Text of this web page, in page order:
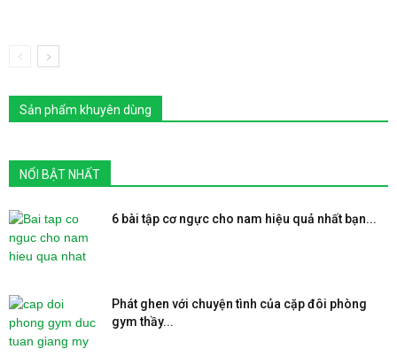
Sản phẩm khuyên dùng
NỔI BẬT NHẤT
6 bài tập cơ ngực cho nam hiệu quả nhất bạn...
Phát ghen với chuyện tình của cặp đôi phòng
gym thầy...